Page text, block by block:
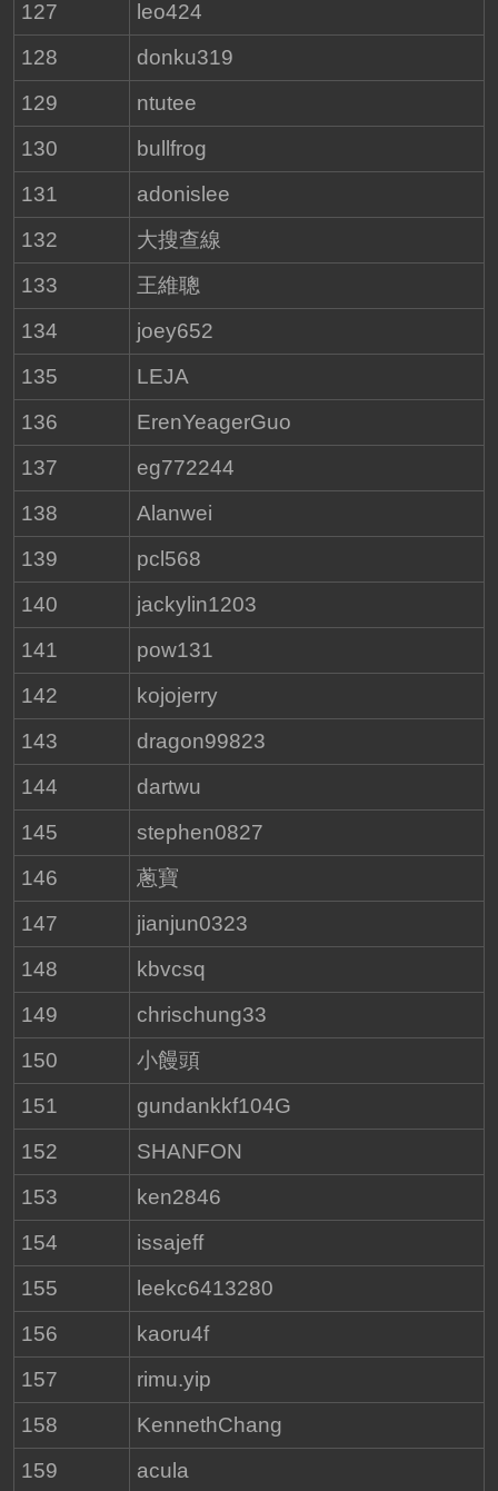
127
leo424
128
donku319
129
ntutee
130
bullfrog
131
adonislee
132
大搜查線
133
王維聰
134
joey652
135
LEJA
136
ErenYeagerGuo
137
eg772244
138
Alanwei
139
pcl568
140
jackylin1203
141
pow131
142
kojojerry
143
dragon99823
144
dartwu
145
stephen0827
146
蔥寶
147
jianjun0323
148
kbvcsq
149
chrischung33
150
小饅頭
151
gundankkf104G
152
SHANFON
153
ken2846
154
issajeff
155
leekc6413280
156
kaoru4f
157
rimu.yip
158
KennethChang
159
acula